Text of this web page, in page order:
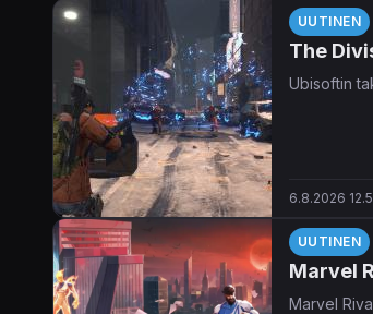
UUTINEN
The
Ubisoftin
6.8.2026
UUTINEN
Marvel
Marvel